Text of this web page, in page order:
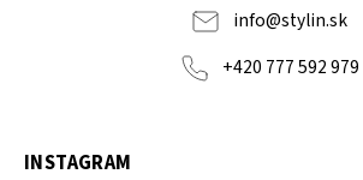
info@stylin.sk
+420 777 592 979
INSTAGRAM